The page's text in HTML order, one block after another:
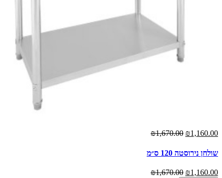
₪1,160.00
₪1,670.00
שולחן נירוסטה 120 ס״מ
₪1,160.00
₪1,670.00